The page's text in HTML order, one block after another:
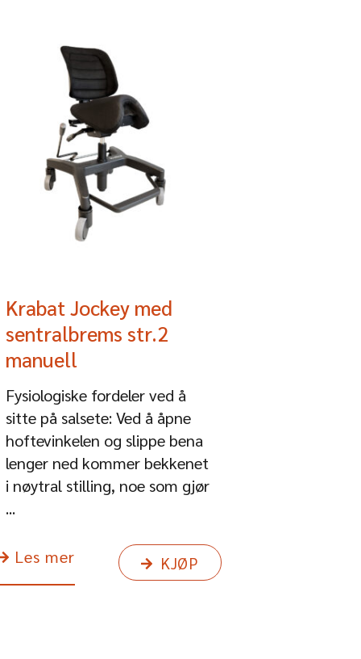
Krabat Jockey med
sentralbrems str.2
manuell
Fysiologiske fordeler ved å
sitte på salsete: Ved å åpne
hoftevinkelen og slippe bena
lenger ned kommer bekkenet
i nøytral stilling, noe som gjør
...
Les mer KJØP